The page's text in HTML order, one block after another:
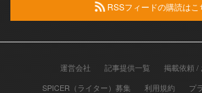
RSSフィードの購読はこ
運営会社 記事提供一覧
掲載依頼 /
SPICER（ライター）募集
利用規約 プ